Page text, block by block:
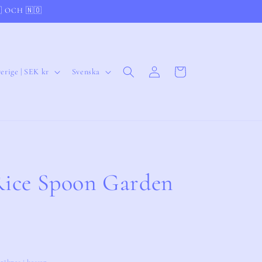
OCH 🇳🇴
Sverige | SEK kr Svenska
Logga
in
Varukorg
Spoon Garden